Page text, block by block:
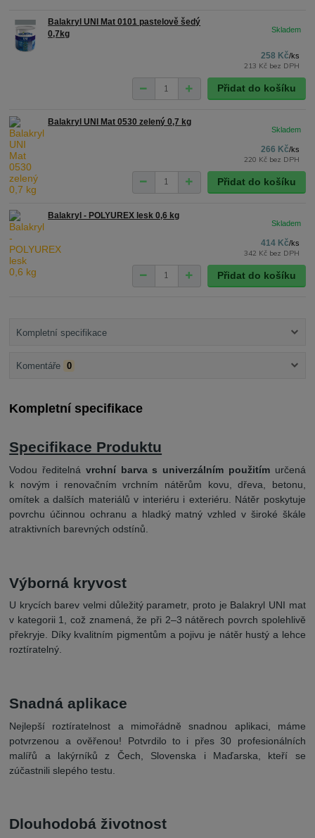
Balakryl UNI Mat 0101 pastelově šedý
0,7kg
258 Kč/ks
213 Kč bez DPH
Přidat do košíku
Balakryl UNI Mat 0530 zelený 0,7 kg
266 Kč/ks
220 Kč bez DPH
Přidat do košíku
Balakryl - POLYUREX lesk 0,6 kg
414 Kč/ks
342 Kč bez DPH
Přidat do košíku
Kompletní specifikace
Komentáře 0
Kompletní specifikace
Specifikace Produktu
Vodou ředitelná vrchní barva s univerzálním použitím určená
k novým i renovačním vrchním nátěrům kovu, dřeva, betonu,
omítek a dalších materiálů v interiéru i exteriéru. Nátěr poskytuje
povrchu účinnou ochranu a hladký matný vzhled v široké škále
atraktivních barevných odstínů.
Výborná kryvost
U krycích barev velmi důležitý parametr, proto je Balakryl UNI mat
v kategorii 1, což znamená, že při 2–3 nátěrech povrch spolehlivě
překryje. Díky kvalitním pigmentům a pojivu je nátěr hustý a lehce
roztíratelný.
Snadná aplikace
Nejlepší roztíratelnost a mimořádně snadnou aplikaci, máme
potvrzenou a ověřenou! Potvrdilo to i přes 30 profesionálních
malířů a lakýrníků z Čech, Slovenska i Maďarska, kteří se
zúčastnili slepého testu.
Dlouhodobá životnost